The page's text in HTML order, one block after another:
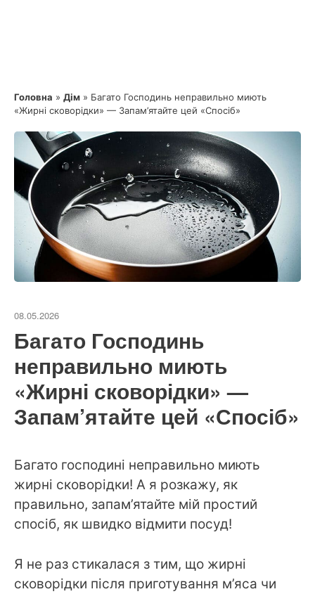
Головна » Дім » Багато Господинь неправильно миють
«Жирні сковорідки» — Запам’ятайте цей «Спосіб»
08.05.2026
Багато Господинь
неправильно миють
«Жирні сковорідки» —
Запам’ятайте цей «Спосіб»
Багато господині неправильно миють
жирні сковорідки! А я розкажу, як
правильно, запам’ятайте мій простий
спосіб, як швидко відмити посуд!
Я не раз стикалася з тим, що жирні
сковорідки після приготування м’яса чи